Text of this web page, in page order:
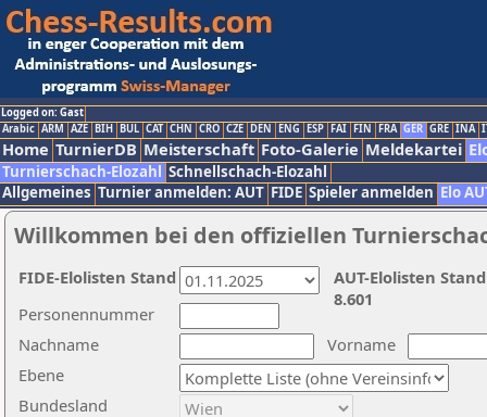
Logged on: Gast
Arabic ARM AZE BIH BUL CAT CHN CRO CZE DEN ENG ESP FAI FIN FRA GER GRE INA
Home TurnierDB Meisterschaft Foto-Galerie Meldekartei
Turnierschach-Elozahl Schnellschach-Elozahl
Allgemeines Turnier anmelden: AUT FIDE Spieler anmelden Elo
Willkommen bei den offiziellen
Nachname
Vorname
Ebene
Personennummer
Bundesland
AUT-Elolisten
8.601
FIDE-Elolisten Stand